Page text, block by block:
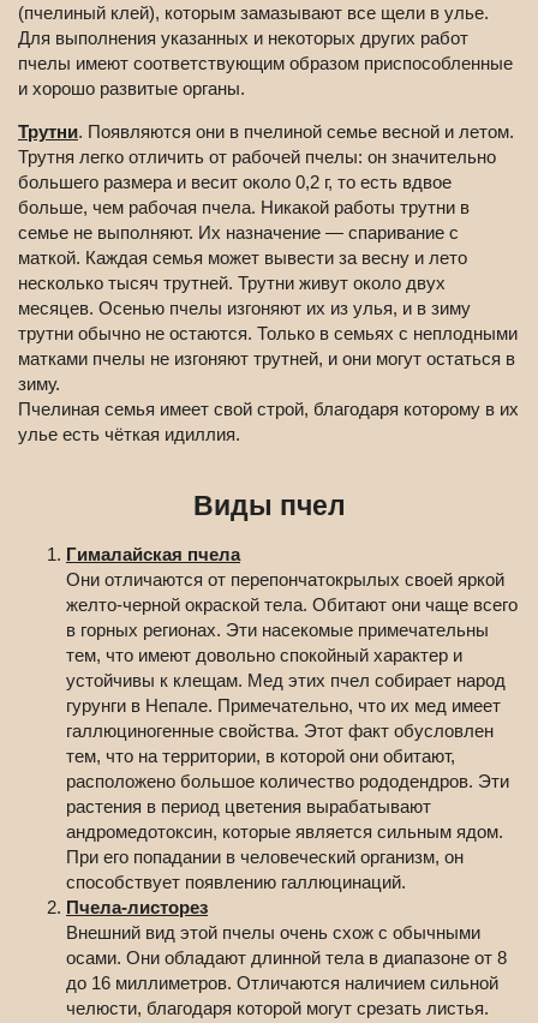
(пчелиный клей), которым замазывают все щели в улье.
Для выполнения указанных и некоторых других работ
пчелы имеют соответствующим образом приспособленные
и хорошо развитые органы.
Трутни. Появляются они в пчелиной семье весной и летом.
Трутня легко отличить от рабочей пчелы: он значительно
большего размера и весит около 0,2 г, то есть вдвое
больше, чем рабочая пчела. Никакой работы трутни в
семье не выполняют. Их назначение — спаривание с
маткой. Каждая семья может вывести за весну и лето
несколько тысяч трутней. Трутни живут около двух
месяцев. Осенью пчелы изгоняют их из улья, и в зиму
трутни обычно не остаются. Только в семьях с неплодными
матками пчелы не изгоняют трутней, и они могут остаться в
зиму.
Пчелиная семья имеет свой строй, благодаря которому в их
улье есть чёткая идиллия.
Виды пчел
Гималайская пчела
Они отличаются от перепончатокрылых своей яркой
желто-черной окраской тела. Обитают они чаще всего
в горных регионах. Эти насекомые примечательны
тем, что имеют довольно спокойный характер и
устойчивы к клещам. Мед этих пчел собирает народ
гурунги в Непале. Примечательно, что их мед имеет
галлюциногенные свойства. Этот факт обусловлен
тем, что на территории, в которой они обитают,
расположено большое количество рододендров. Эти
растения в период цветения вырабатывают
андромедотоксин, которые является сильным ядом.
При его попадании в человеческий организм, он
способствует появлению галлюцинаций.
Пчела-листорез
Внешний вид этой пчелы очень схож с обычными
осами. Они обладают длинной тела в диапазоне от 8
до 16 миллиметров. Отличаются наличием сильной
челюсти, благодаря которой могут срезать листья.